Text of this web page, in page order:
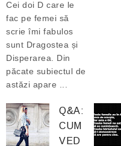
Cei doi D care le
fac pe femei să
scrie îmi fabulos
sunt Dragostea și
Disperarea. Din
păcate subiectul de
astăzi apare ...
Q&A:
CUM
VED